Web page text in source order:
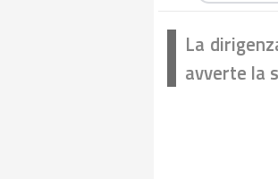
La
avverte la